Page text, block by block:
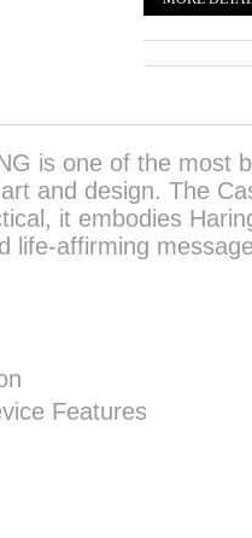
is one of the most
and design. The
it embodies
life-affirming
Features